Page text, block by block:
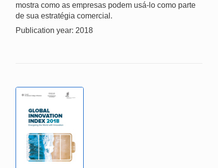
mostra como as empresas podem usá-lo como parte
de sua estratégia comercial.
Publication year: 2018